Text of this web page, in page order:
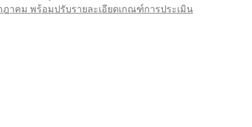
ฎาคม พร้อมปรับรายละเอียดเกณฑ์การประเมิน